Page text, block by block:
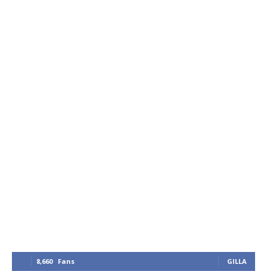
8,660 Fans GILLA